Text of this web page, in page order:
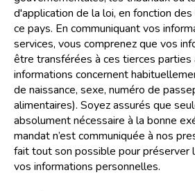
d'application de la loi, en fonction
ce pays. En communiquant vos
services, vous comprenez que vos
être transférées à ces tierces parties
informations concernent
de naissance, sexe, numéro de
alimentaires). Soyez assurés que
absolument nécessaire à la bonne
mandat n’est communiquée à nos
fait tout son possible pour préserver
vos informations personnelles.